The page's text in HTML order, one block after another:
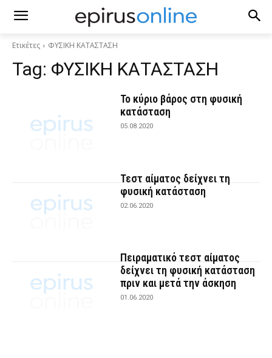
Ετικέτες ΦΥΣΙΚΗ ΚΑΤΑΣΤΑΣΗ
Tag: ΦΥΣΙΚΗ ΚΑΤΑΣΤΑΣΗ
Το κύριο βάρος στη φυσική
κατάσταση
05.08.2020
Τεστ αίματος δείχνει τη
φυσική κατάσταση
02.06.2020
Πειραματικό τεστ αίματος
δείχνει τη φυσική κατάσταση
πριν και μετά την άσκηση
01.06.2020